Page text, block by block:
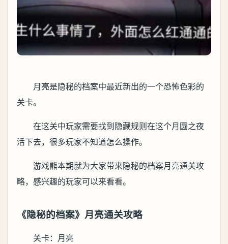
月亮是隐秘的档案中最近新出的一个恐怖色彩的
关卡。
在这关中玩家需要找到隐藏规则在这个月圆之夜
活下去，很多玩家不知道怎么操作。
游戏熊本期就为大家带来隐秘的档案月亮通关攻
略，感兴趣的玩家可以来看看。
《隐秘的档案》月亮通关攻略
关卡：月亮